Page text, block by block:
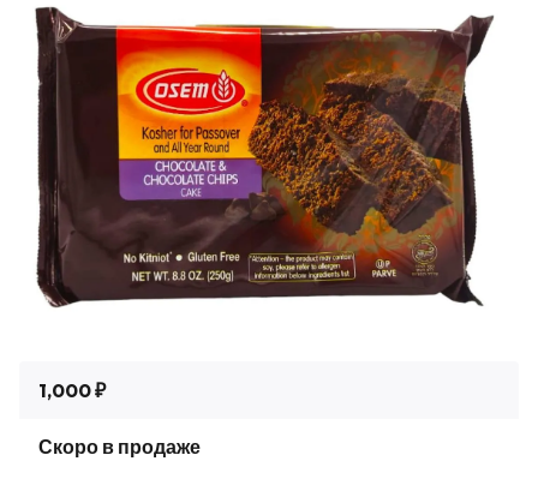
1,000 ₽
Скоро в продаже